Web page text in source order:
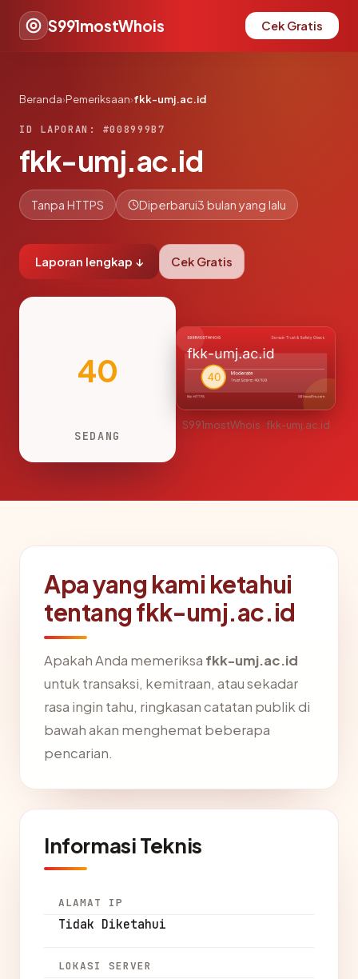
S991mostWhois Cek Gratis
Beranda›Pemeriksaan›fkk-umj.ac.id
ID LAPORAN: #008999B7
fkk-umj.ac.id
Tanpa HTTPS Diperbarui3 bulan yang lalu
Laporan lengkap ↓ Cek Gratis
40
SEDANG
S991mostWhois · fkk-umj.ac.id
Apa yang kami ketahui
tentang fkk-umj.ac.id
Apakah Anda memeriksa fkk-umj.ac.id
untuk transaksi, kemitraan, atau sekadar
rasa ingin tahu, ringkasan catatan publik di
bawah akan menghemat beberapa
pencarian.
Informasi Teknis
ALAMAT IP
Tidak Diketahui
LOKASI SERVER